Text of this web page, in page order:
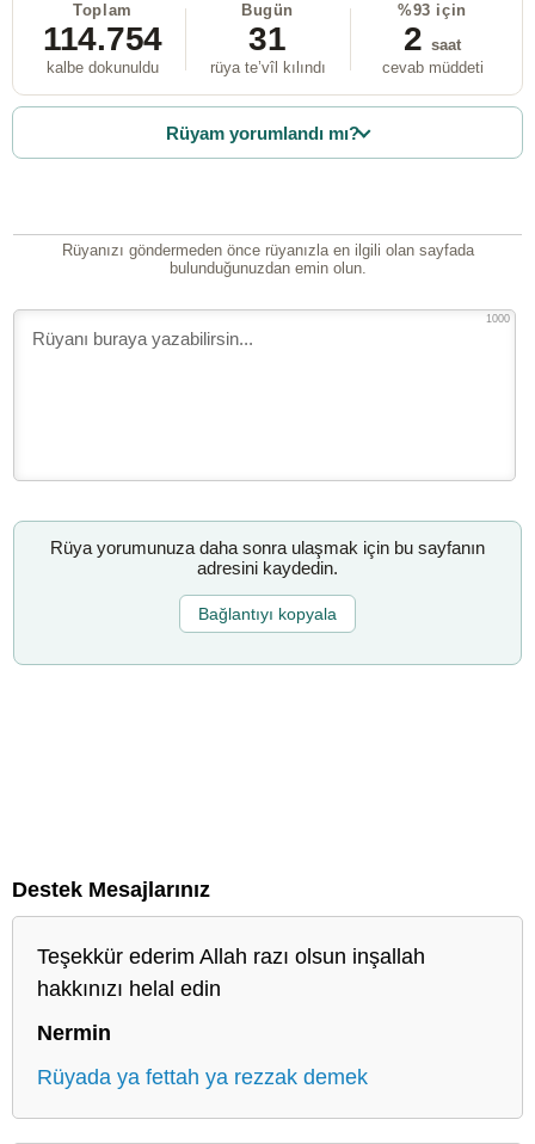
Toplam
114.754
kalbe dokunuldu
Bugün
31
rüya te’vîl kılındı
%93 için
2 saat
cevab müddeti
Rüyam yorumlandı mı?
Rüyanızı göndermeden önce rüyanızla en ilgili olan sayfada
bulunduğunuzdan emin olun.
1000
Rüya yorumunuza daha sonra ulaşmak için bu sayfanın
adresini kaydedin.
Bağlantıyı kopyala
Destek Mesajlarınız
Teşekkür ederim Allah razı olsun inşallah
hakkınızı helal edin
Nermin
Rüyada ya fettah ya rezzak demek